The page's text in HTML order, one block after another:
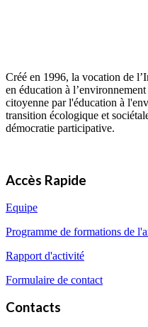
Créé en 1996, la vocation de
en éducation à
citoyenne par l'éducation à
transition écologique et
démocratie participative.
Accès Rapide
Equipe
Programme de formations de
Rapport d'activité
Formulaire de contact
Contacts